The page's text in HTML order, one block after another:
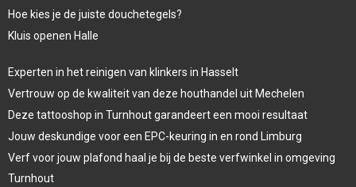
Hoe kies je de juiste douchetegels?
Kluis openen Halle
Experten in het reinigen van klinkers in Hasselt
Vertrouw op de kwaliteit van deze houthandel uit Mechelen
Deze tattooshop in Turnhout garandeert een mooi resultaat
Jouw deskundige voor een EPC-keuring in en rond Limburg
Verf voor jouw plafond haal je bij de beste verfwinkel in omgeving
Turnhout